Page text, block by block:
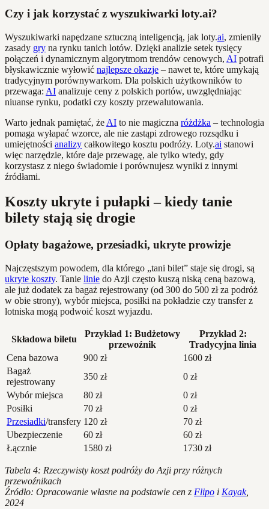
Czy i jak korzystać z wyszukiwarki loty.ai?
Wyszukiwarki napędzane sztuczną inteligencją, jak loty.ai, zmieniły
zasady gry na rynku tanich lotów. Dzięki analizie setek tysięcy
połączeń i dynamicznym algorytmom trendów cenowych, AI potrafi
błyskawicznie wyłowić najlepsze okazje – nawet te, które umykają
tradycyjnym porównywarkom. Dla polskich użytkowników to
przewaga: AI analizuje ceny z polskich portów, uwzględniając
niuanse rynku, podatki czy koszty przewalutowania.
Warto jednak pamiętać, że AI to nie magiczna różdżka – technologia
pomaga wyłapać wzorce, ale nie zastąpi zdrowego rozsądku i
umiejętności analizy całkowitego kosztu podróży. Loty.ai stanowi
więc narzędzie, które daje przewagę, ale tylko wtedy, gdy
korzystasz z niego świadomie i porównujesz wyniki z innymi
źródłami.
Koszty ukryte i pułapki – kiedy tanie
bilety stają się drogie
Opłaty bagażowe, przesiadki, ukryte prowizje
Najczęstszym powodem, dla którego „tani bilet” staje się drogi, są
ukryte koszty. Tanie linie do Azji często kuszą niską ceną bazową,
ale już dodatek za bagaż rejestrowany (od 300 do 500 zł za podróż
w obie strony), wybór miejsca, posiłki na pokładzie czy transfer z
lotniska mogą podwoić koszt wyjazdu.
Składowa biletu
Przykład 1: Budżetowy
przewoźnik
Przykład 2:
Tradycyjna linia
Cena bazowa
900 zł
1600 zł
Bagaż
rejestrowany
350 zł
0 zł
Wybór miejsca
80 zł
0 zł
Posiłki
70 zł
0 zł
Przesiadki/transfery 120 zł
70 zł
Ubezpieczenie
60 zł
60 zł
Łącznie
1580 zł 1730 zł
Tabela 4: Rzeczywisty koszt podróży do Azji przy różnych
przewoźnikach
Źródło: Opracowanie własne na podstawie cen z Flipo i Kayak,
2024